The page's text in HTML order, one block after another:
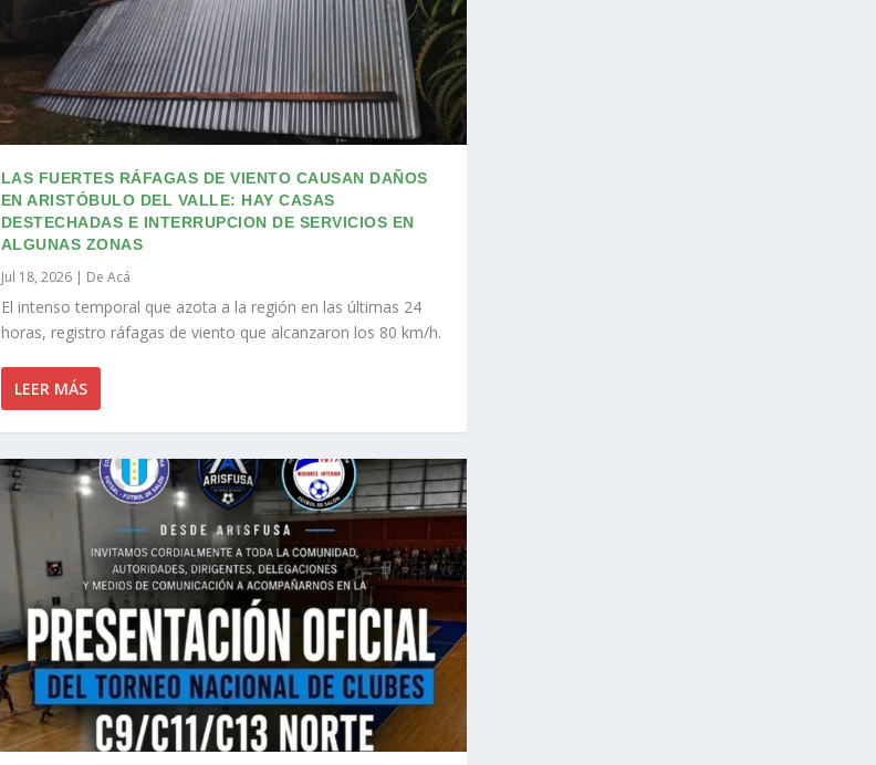
LAS FUERTES RÁFAGAS DE VIENTO CAUSAN DAÑOS
EN ARISTÓBULO DEL VALLE: HAY CASAS
DESTECHADAS E INTERRUPCION DE SERVICIOS EN
ALGUNAS ZONAS
Jul 18, 2026| De Acá
El intenso temporal que azota a la región en las últimas 24
horas, registro ráfagas de viento que alcanzaron los 80 km/h.
LEER MÁS